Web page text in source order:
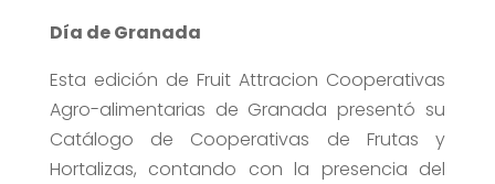
Día de Granada
Esta edición de Fruit Attracion Cooperativas
Agro-alimentarias de Granada presentó su
Catálogo de Cooperativas de Frutas y
Hortalizas, contando con la presencia del